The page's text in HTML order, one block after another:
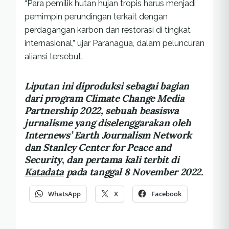
“Para pemilik hutan hujan tropis harus menjadi
pemimpin perundingan terkait dengan
perdagangan karbon dan restorasi di tingkat
internasional,” ujar Paranagua, dalam peluncuran
aliansi tersebut.
Liputan ini diproduksi sebagai bagian
dari program Climate Change Media
Partnership 2022, sebuah beasiswa
jurnalisme yang diselenggarakan oleh
Internews’ Earth Journalism Network
dan Stanley Center for Peace and
Security, dan pertama kali terbit di
Katadatapada tanggal 8 November 2022.
WhatsApp X Facebook